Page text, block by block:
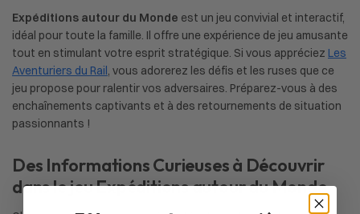
Expéditions autour du Monde est un jeu convivial et interactif,
idéal pour toute la famille. Il offre une expérience de jeu amusante
tout en stimulant votre esprit stratégique. Si vous appréciez Les
Aventuriers du Rail , vous adorerez les défis et les ruses que ce
jeu propose pour ralentir vos adversaires. Préparez-vous à des
enchaînements captivants et à des retournements de situation
passionnants !
Des Informations Curieuses à Découvrir
dans le jeu Expéditions autour du Monde